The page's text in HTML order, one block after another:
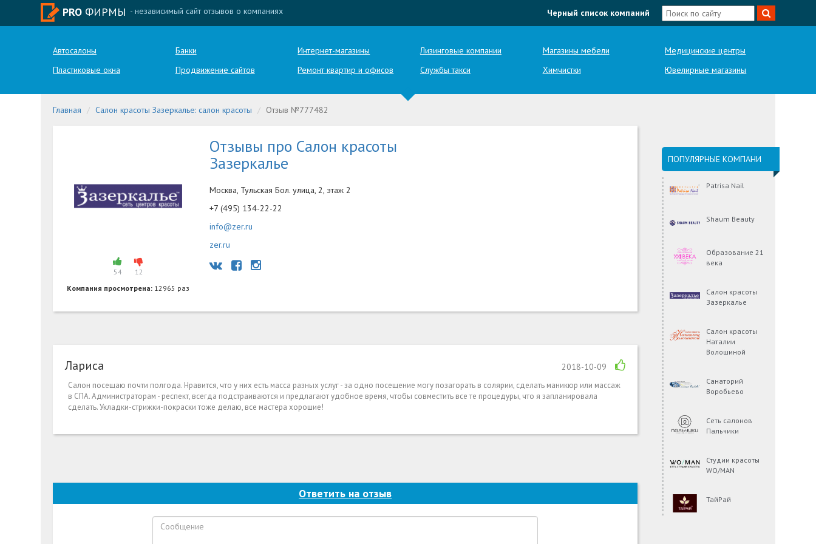
PRO ФИРМЫ - независимый сайт отзывов о компаниях Черный список компаний
Автосалоны Банки Интернет-магазины Лизинговые компании Магазины мебели
Медицинские центры
Пластиковые окна
Продвижение сайтов Ремонт квартир и офисов Службы такси Химчистки Ювелирные магазины
Главная Салон красоты Зазеркалье: салон красоты Отзыв №777482
54
12
Компания просмотрена: 12965 раз
Отзывы про Салон красоты
Зазеркалье
Москва, Тульская Бол. улица, 2, этаж 2
+7 (495) 134-22-22
info@zer.ru
zer.ru
Лариса 2018-10-09
Салон посещаю почти полгода. Нравится, что у них есть масса разных услуг - за одно посещение могу позагорать в солярии, сделать маникюр или массаж
в СПА. Администраторам - респект, всегда подстраиваются и предлагают удобное время, чтобы совместить все те процедуры, что я запланировала
сделать. Укладки-стрижки-покраски тоже делаю, все мастера хорошие!
Ответить на отзыв
ПОПУЛЯРНЫЕ КОМПАНИ
Patrisa Nail
Shaum Beauty
Образование 21
века
Салон красоты
Зазеркалье
Салон красоты
Наталии
Волошиной
Санаторий
Воробьево
Сеть салонов
Пальчики
Студии красоты
WO/MAN
ТайРай